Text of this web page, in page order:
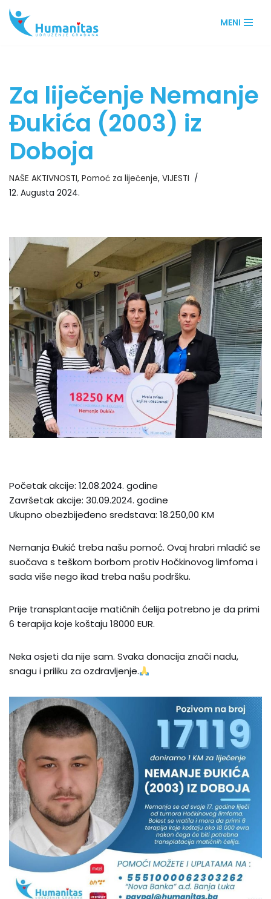
Skip
MENI
Za liječenje Nemanje
Đukića (2003) iz
Doboja
NAŠE AKTIVNOSTI, Pomoć za liječenje, VIJESTI
12. Augusta 2024.
Početak akcije: 12.08.2024. godine
Završetak akcije: 30.09.2024. godine
Ukupno obezbijeđeno sredstava: 18.250,00 KM
Nemanja Đukić treba našu pomoć. Ovaj hrabri mladić se
suočava s teškom borbom protiv Hočkinovog limfoma i
sada više nego ikad treba našu podršku.
Prije transplantacije matičnih ćelija potrebno je da primi
6 terapija koje koštaju 18000 EUR.
Neka osjeti da nije sam. Svaka donacija znači nadu,
snagu i priliku za ozdravljenje.